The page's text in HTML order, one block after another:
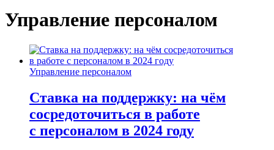
Управление персоналом
Управление персоналом
Ставка на поддержку: на чём
сосредоточиться в работе
с персоналом в 2024 году